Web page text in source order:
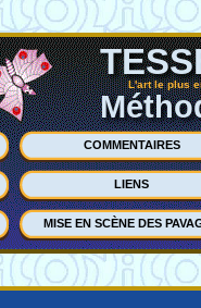
L'art le plus
COMMENTAIRES
LIENS
MISE EN SCÈNE DES